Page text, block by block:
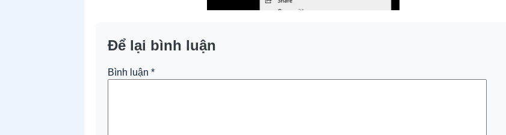
Để lại bình luận
Bình luận *